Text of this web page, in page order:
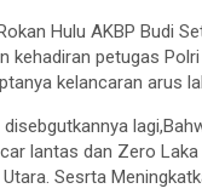
Hulu AKBP Budi
kehadiran petugas
kelancaran arus
lantas dan Zero
Sesrta